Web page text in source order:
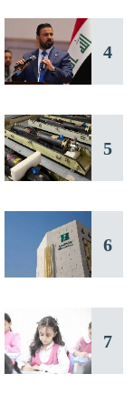
4
5
6
7